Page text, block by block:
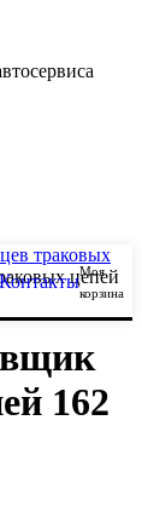
Моя
корзина
траковых
цепей
162